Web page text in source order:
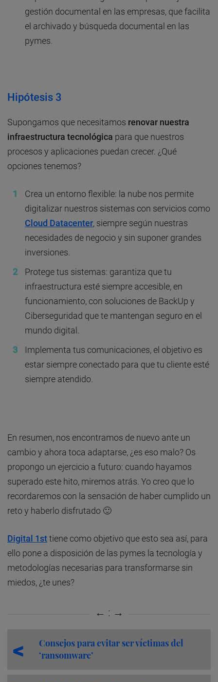
gestión documental en las empresas, que facilita
el archivado y búsqueda documental en las
pymes.
Hipótesis 3
Supongamos que necesitamos renovar nuestra
infraestructura tecnológica para que nuestros
procesos y aplicaciones puedan crecer. ¿Qué
opciones tenemos?
Crea un entorno flexible: la nube nos permite
digitalizar nuestros sistemas con servicios como
Cloud Datacenter, siempre según nuestras
necesidades de negocio y sin suponer grandes
inversiones.
Protege tus sistemas: garantiza que tu
infraestructura esté siempre accesible, en
funcionamiento, con soluciones de BackUp y
Ciberseguridad que te mantengan seguro en el
mundo digital.
Implementa tus comunicaciones, el objetivo es
estar siempre conectado para que tu cliente esté
siempre atendido.
En resumen, nos encontramos de nuevo ante un
cambio y ahora toca adaptarse, ¿es eso malo? Os
propongo un ejercicio a futuro: cuando hayamos
superado este hito, miremos atrás. Yo creo que lo
recordaremos con la sensación de haber cumplido un
reto y haberlo disfrutado 🙂
Digital 1sttiene como objetivo que esto sea así, para
ello pone a disposición de las pymes la tecnología y
metodologías necesarias para transformarse sin
miedos, ¿te unes?
Consejos para evitar ser víctimas del
‘ransomware’